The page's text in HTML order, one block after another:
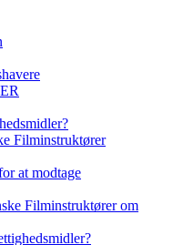
Filminstruktører
at modtage
Filminstruktører om